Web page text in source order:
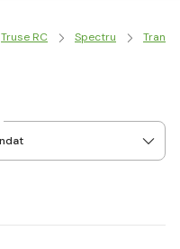
Truse RC Spectru